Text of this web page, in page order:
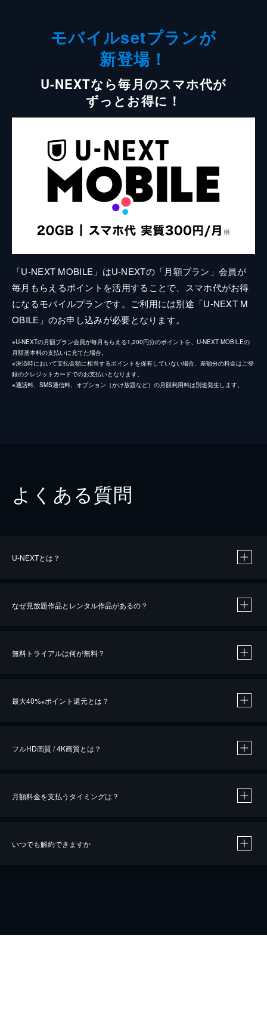
モバイルsetプランが
新登場！
U-NEXTなら毎月のスマホ代が
ずっとお得に！
「U-NEXT MOBILE」はU-NEXTの「月額プラン」会員が
毎月もらえるポイントを活用することで、スマホ代がお得
になるモバイルプランです。ご利用には別途「U-NEXT M
OBILE」のお申し込みが必要となります。
※U-NEXTの月額プラン会員が毎月もらえる1,200円分のポイントを、U-NEXT MOBILEの
月額基本料の支払いに充てた場合。
※決済時において支払金額に相当するポイントを保有していない場合、差額分の料金はご登
録のクレジットカードでのお支払いとなります。
※通話料、SMS通信料、オプション（かけ放題など）の月額利用料は別途発生します。
よくある質問
U-NEXTとは？
なぜ見放題作品とレンタル作品があるの？
無料トライアルは何が無料？
最大40%※ポイント還元とは？
※40％ポイント還元の対象は、クレジットカード決済による作品の購入 / レンタルです。
フルHD画質 / 4K画質とは？
月額料金を支払うタイミングは？
いつでも解約できますか